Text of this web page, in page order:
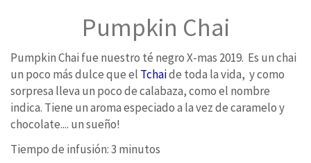
Pumpkin Chai
Pumpkin Chai fue nuestro té negro X-mas 2019. Es un chai
un poco más dulce que el Tchaide toda la vida, y como
sorpresa lleva un poco de calabaza, como el nombre
indica. Tiene un aroma especiado a la vez de caramelo y
chocolate.... un sueño!
Tiempo de infusión: 3 minutos